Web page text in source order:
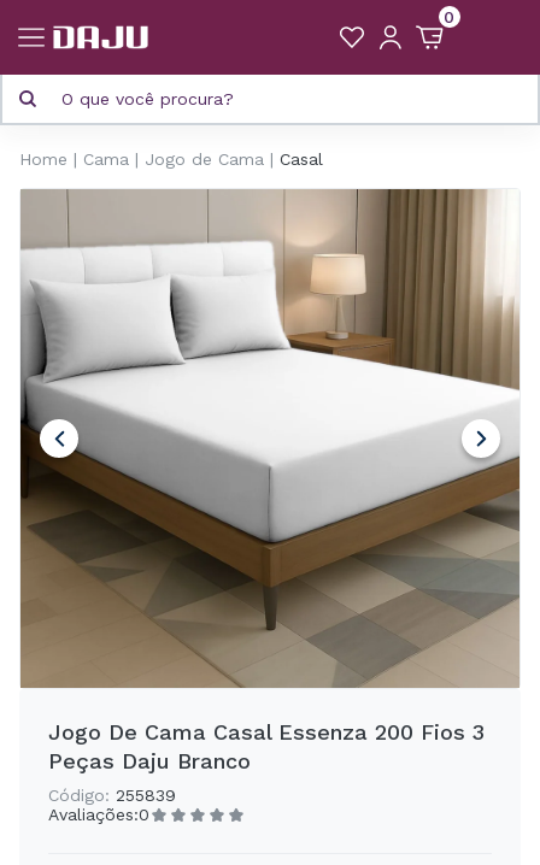
0
Home Cama Jogo de Cama Casal
Jogo De Cama Casal Essenza 200 Fios 3
Peças Daju Branco
Código: 255839
Avaliações:0